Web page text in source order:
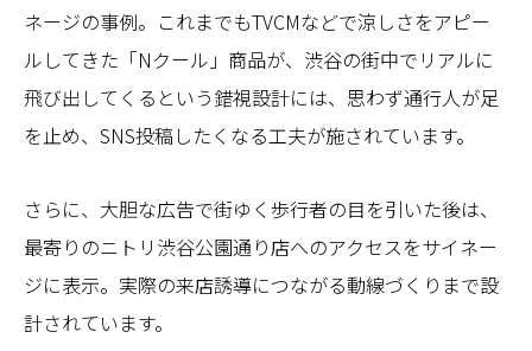
ネージの事例。これまでもTVCMなどで涼しさをアピー
ルしてきた「Nクール」商品が、渋谷の街中でリアルに
飛び出してくるという錯視設計には、思わず通行人が足
を止め、SNS投稿したくなる工夫が施されています。
さらに、大胆な広告で街ゆく歩行者の目を引いた後は、
最寄りのニトリ渋谷公園通り店へのアクセスをサイネー
ジに表示。実際の来店誘導につながる動線づくりまで設
計されています。